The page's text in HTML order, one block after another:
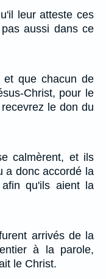
leur atteste ces
aussi dans ce
et que chacun de
Christ, pour le
le don du
calmèrent, et ils
a donc accordé la
qu'ils aient la
arrivés de la
à la parole,
le Christ.